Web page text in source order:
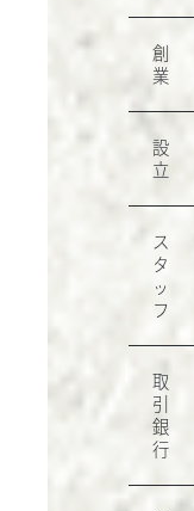
創
業
設
立
ス
タ
ッ
フ
取
引
銀
行